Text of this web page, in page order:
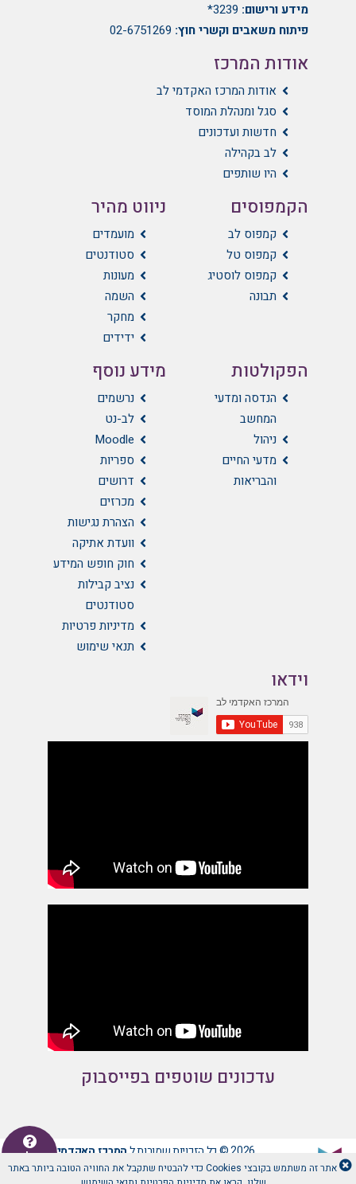
אתר זה משתמש בקובצי Cookies כדי להבטיח שתקבל את החוויה הטובה ביותר באתר
יש לכם
שאלה
מידע ורישום: 3239*
פיתוח משאבים וקשרי חוץ: 02-6751269
אודות המרכז
אודות המרכז האקדמי לב
סגל ומנהלת המוסד
חדשות ועדכונים
לב בקהילה
היו שותפים
הקמפוסים
קמפוס לב
קמפוס טל
קמפוס לוסטיג
תבונה
הפקולטות
הנדסה ומדעי
המחשב
ניהול
מדעי החיים
והבריאות
ניווט מהיר
מועמדים
סטודנטים
מעונות
השמה
מחקר
ידידים
מידע נוסף
נרשמים
לב-נט
Moodle
ספריות
דרושים
מכרזים
הצהרת נגישות
וועדת אתיקה
חוק חופש המידע
נציב קבילות
סטודנטים
מדיניות פרטיות
תנאי שימוש
וידאו
עדכונים שוטפים בפייסבוק
2026 © כל הזכויות שמורות ל המרכז האקדמי לב -